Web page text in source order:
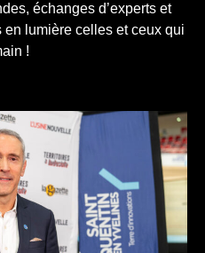
échanges d’experts et
lumière celles et ceux qui
!